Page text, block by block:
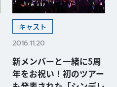
キャスト
2016.11.20
新メンバーと一緒に5周
年をお祝い！初のツアー